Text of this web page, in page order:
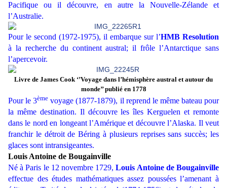
Pacifique ou il découvre, en autre la Nouvelle-Zélande et
l’Australie.
Pour le second (1972-1975), il embarque sur l’HMB Resolution
à la recherche du continent austral; il frôle l’Antarctique sans
l’apercevoir.
Livre de James Cook ‘’Voyage dans l’hémisphère austral et autour du
monde’’ publié en 1778
Pour le 3ème voyage (1877-1879), il reprend le même bateau pour
la même destination. Il découvre les îles Kerguelen et remonte
dans le nord en longeant l’Amérique et découvre l’Alaska. Il veut
franchir le détroit de Béring à plusieurs reprises sans succès; les
glaces sont intransigeantes.
Louis Antoine de Bougainville
Né à Paris le 12 novembre 1729,Louis Antoine de Bougainville
effectue des études mathématiques assez poussées l’amenant à